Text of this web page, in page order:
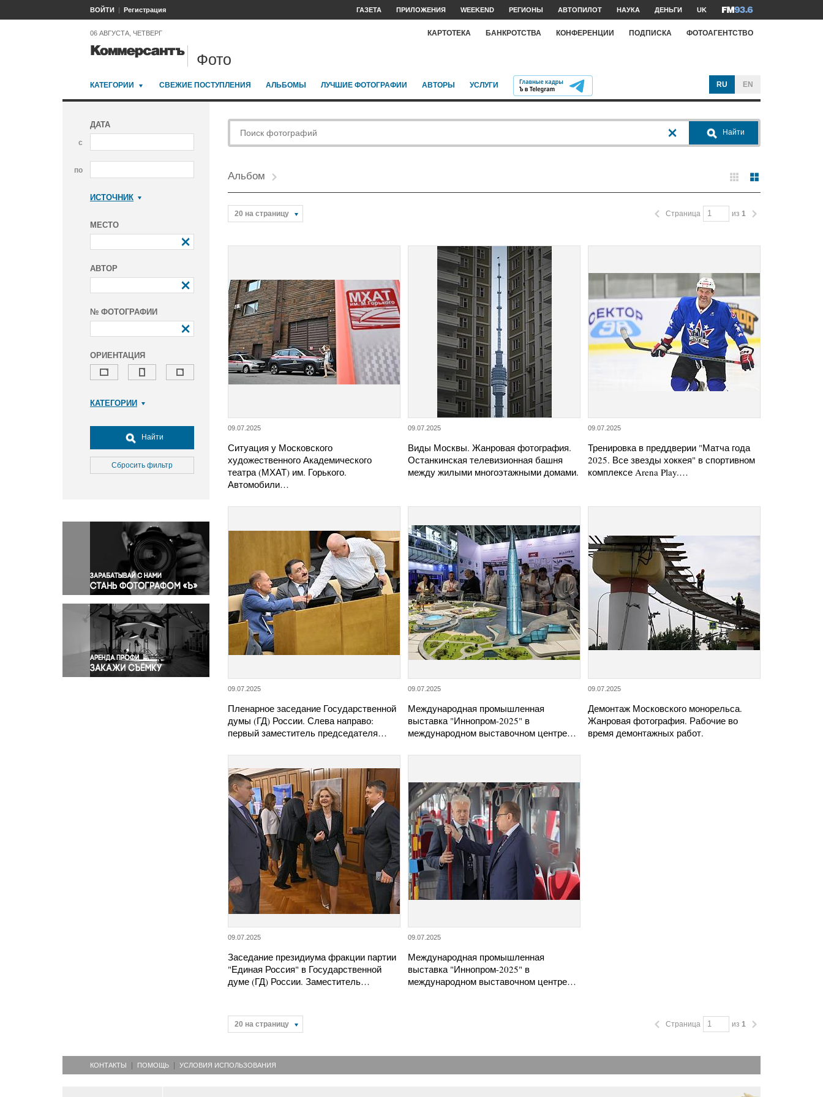
ВОЙТИ Регистрация ГАЗЕТА ПРИЛОЖЕНИЯ WEEKEND РЕГИОНЫ АВТОПИЛОТ НАУКА ДЕНЬГИ UK
06 АВГУСТА, ЧЕТВЕРГ КАРТОТЕКА БАНКРОТСТВА КОНФЕРЕНЦИИ ПОДПИСКА ФОТОАГЕНТСТВО
Фото
КАТЕГОРИИ СВЕЖИЕ ПОСТУПЛЕНИЯ АЛЬБОМЫ ЛУЧШИЕ ФОТОГРАФИИ АВТОРЫ УСЛУГИ RU EN
ДАТА
с
по
ИСТОЧНИК
МЕСТО
АВТОР
№ ФОТОГРАФИИ
ОРИЕНТАЦИЯ
КАТЕГОРИИ
Досуг, туризм и отдых
Культура
Медицина
Окружающая среда
Политика
Правосудие
Происшествия и конфликты
Религия
Светская жизнь
Спорт
Экология
Экономика и бизнес
Найти
Сбросить фильтр
Найти
Альбом
20 на страницу Страница из 1
09.07.2025
Ситуация у Московского
художественного Академического
театра (МХАТ) им. Горького.
Автомобили…
09.07.2025
Виды Москвы. Жанровая фотография.
Останкинская телевизионная башня
между жилыми многоэтажными домами.
09.07.2025
Тренировка в преддверии "Матча года
2025. Все звезды хоккея" в спортивном
комплексе Arena Play.…
09.07.2025
Пленарное заседание Государственной
думы (ГД) России. Слева направо:
первый заместитель председателя…
09.07.2025
Международная промышленная
выставка "Иннопром-2025" в
международном выставочном центре…
09.07.2025
Демонтаж Московского монорельса.
Жанровая фотография. Рабочие во
время демонтажных работ.
09.07.2025
Заседание президиума фракции партии
"Единая Россия" в Государственной
думе (ГД) России. Заместитель…
09.07.2025
Международная промышленная
выставка "Иннопром-2025" в
международном выставочном центре…
20 на страницу Страница из 1
КОНТАКТЫ ПОМОЩЬ УСЛОВИЯ ИСПОЛЬЗОВАНИЯ